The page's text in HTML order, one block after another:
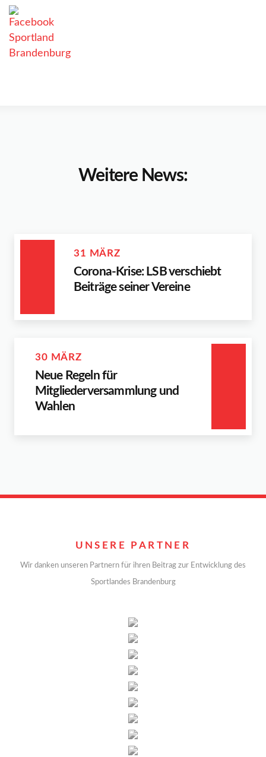
Weitere News:
31 MÄRZ
Corona-Krise: LSB verschiebt
Beiträge seiner Vereine
30 MÄRZ
Neue Regeln für
Mitgliederversammlung und
Wahlen
UNSERE PARTNER
Wir danken unseren Partnern für ihren Beitrag zur Entwicklung des
Sportlandes Brandenburg